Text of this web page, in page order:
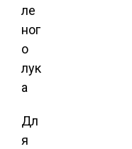
ле
ног
о
лук
а
Дл
я